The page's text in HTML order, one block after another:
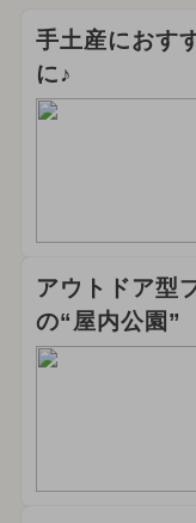
手土産におす
に♪
アウトドア型
の“屋内公園”